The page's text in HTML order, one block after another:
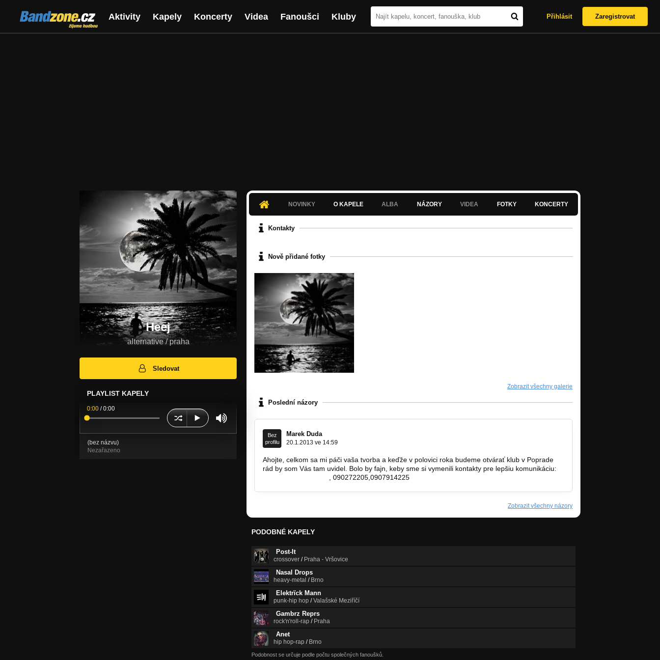
Bandzone.cz
žijeme hudbou
Aktivity Kapely Koncerty Videa Fanoušci Kluby Přihlásit Zaregistrovat
Heej
alternative / praha
Sledovat
PLAYLIST KAPELY
0:00 /0:00
(bez názvu)
Nezařazeno
NOVINKY O KAPELE ALBA NÁZORY VIDEA FOTKY KONCERTY
Kontakty
Nově přidané fotky
Zobrazit všechny galerie
Poslední názory
Bez
profilu
Marek Duda
20.1.2013 ve 14:59
Ahojte, celkom sa mi páči vaša tvorba a keďže v polovici roka budeme otvárať klub v Poprade
rád by som Vás tam uvidel. Bolo by fajn, keby sme si vymenili kontakty pre lepšiu komunikáciu:
, 090272205,0907914225
Zobrazit všechny názory
PODOBNÉ KAPELY
Post-It
crossover / Praha - Vršovice
Nasal Drops
heavy-metal / Brno
Elektrïck Mann
punk-hip hop /Valašské Meziříčí
Gambrz Reprs
rock'n'roll-rap / Praha
Anet
hip hop-rap / Brno
Podobnost se určuje podle počtu společných fanoušků.